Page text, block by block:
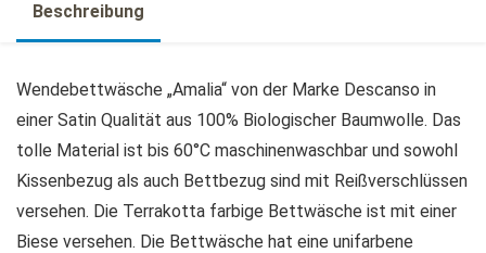
Beschreibung
Wendebettwäsche „Amalia“ von der Marke Descanso in
einer Satin Qualität aus 100% Biologischer Baumwolle. Das
tolle Material ist bis 60°C maschinenwaschbar und sowohl
Kissenbezug als auch Bettbezug sind mit Reißverschlüssen
versehen. Die Terrakotta farbige Bettwäsche ist mit einer
Biese versehen. Die Bettwäsche hat eine unifarbene